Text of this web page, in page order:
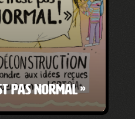
pas normal »